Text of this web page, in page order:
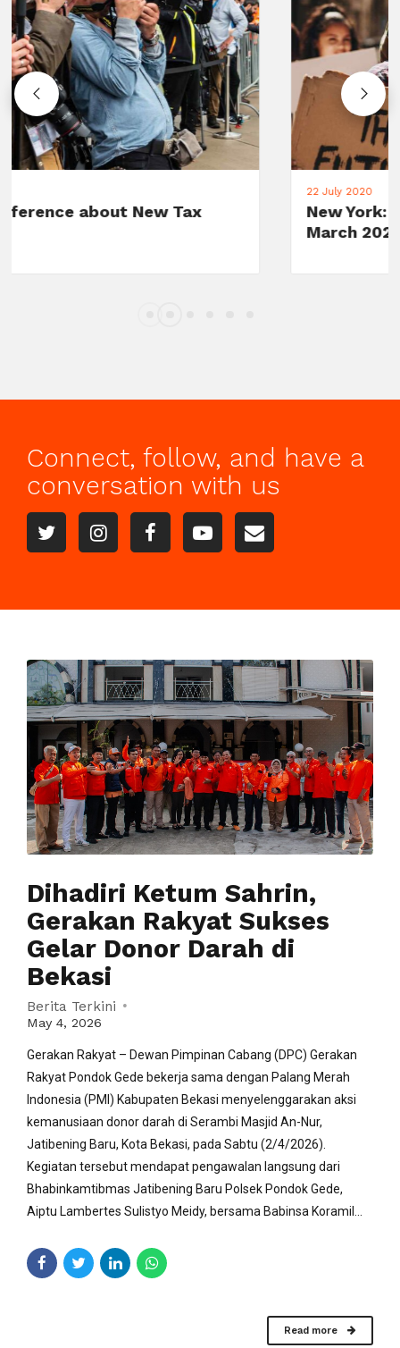
New York: Support for Woman's
Connect, follow, and have a
conversation with us
Dihadiri Ketum Sahrin,
Gerakan Rakyat Sukses
Gelar Donor Darah di
Bekasi
Berita Terkini
May 4, 2026
Gerakan Rakyat – Dewan Pimpinan Cabang (DPC) Gerakan
Rakyat Pondok Gede bekerja sama dengan Palang Merah
Indonesia (PMI) Kabupaten Bekasi menyelenggarakan aksi
kemanusiaan donor darah di Serambi Masjid An-Nur,
Jatibening Baru, Kota Bekasi, pada Sabtu (2/4/2026).
Kegiatan tersebut mendapat pengawalan langsung dari
Bhabinkamtibmas Jatibening Baru Polsek Pondok Gede,
Aiptu Lambertes Sulistyo Meidy, bersama Babinsa Koramil...
Read more